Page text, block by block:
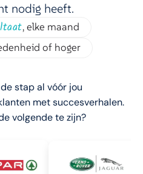
nodig heeft.
, elke maand
of hoger
stap al vóór jou
met succesverhalen.
volgende te zijn?